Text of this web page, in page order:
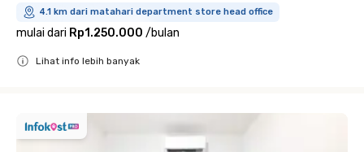
4.1 km dari matahari department store head office
mulai dari Rp1.250.000 /bulan
Lihat info lebih banyak